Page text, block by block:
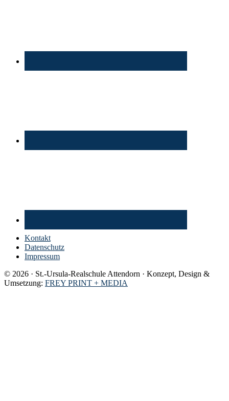
Kontakt
Datenschutz
Impressum
© 2026 · St.-Ursula-Realschule Attendorn · Konzept, Design &
Umsetzung: FREY PRINT + MEDIA